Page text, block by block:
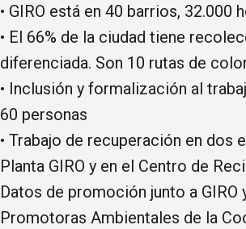
• GIRO está en 40 barrios, 32.000
• El 66% de la ciudad tiene
diferenciada. Son 10 rutas de
• Inclusión y formalización al
60 personas
• Trabajo de recuperación en dos
Planta GIRO y en el Centro de
Datos de promoción junto a GIRO
Promotoras Ambientales de la